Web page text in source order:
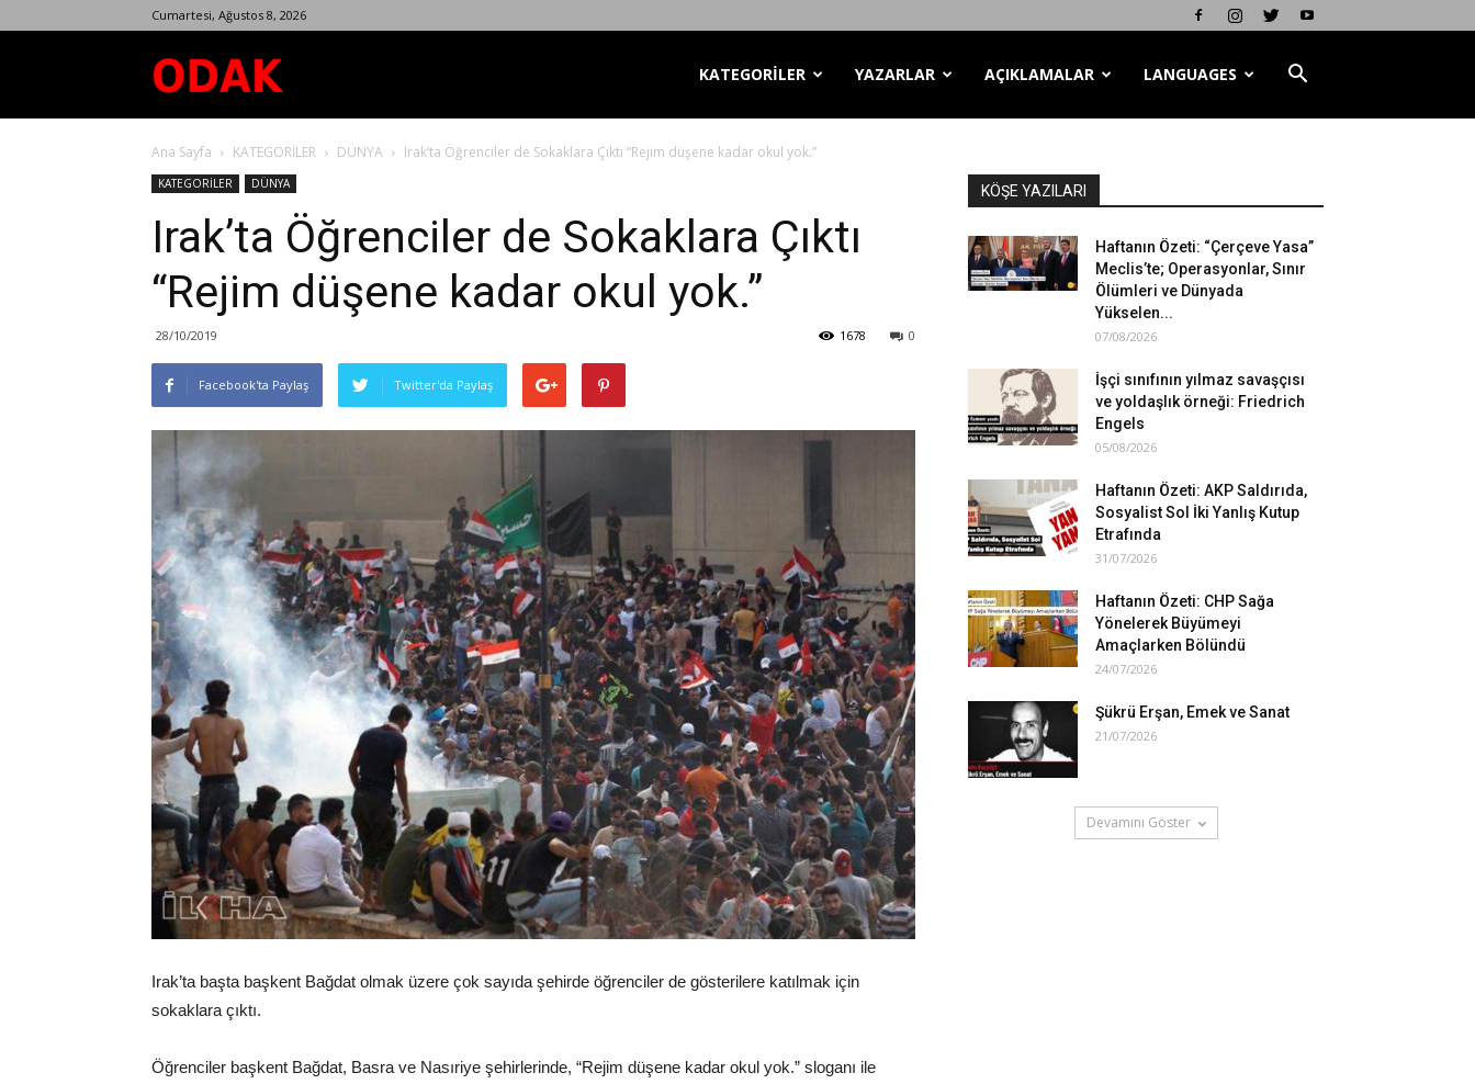
Cumartesi, Ağustos 8, 2026
Dergisi
KATEGORİLER YAZARLAR AÇIKLAMALAR LANGUAGES
Ana Sayfa KATEGORİLER DÜNYA Irak’ta Öğrenciler de Sokaklara Çıktı “Rejim düşene kadar okul yok.”
KATEGORİLER DÜNYA
Irak’ta Öğrenciler de Sokaklara Çıktı
“Rejim düşene kadar okul yok.”
28/10/2019 0
1678
Facebook'ta Paylaş Twitter'da Paylaş
Irak’ta başta başkent Bağdat olmak üzere çok sayıda şehirde öğrenciler de gösterilere katılmak için
sokaklara çıktı.
Öğrenciler başkent Bağdat, Basra ve Nasıriye şehirlerinde, “Rejim düşene kadar okul yok.” sloganı ile
KÖŞE YAZILARI
Haftanın Özeti: “Çerçeve Yasa”
Meclis’te; Operasyonlar, Sınır
Ölümleri ve Dünyada
Yükselen...
07/08/2026
İşçi sınıfının yılmaz savaşçısı
ve yoldaşlık örneği: Friedrich
Engels
05/08/2026
Haftanın Özeti: AKP Saldırıda,
Sosyalist Sol İki Yanlış Kutup
Etrafında
31/07/2026
Haftanın Özeti: CHP Sağa
Yönelerek Büyümeyi
Amaçlarken Bölündü
24/07/2026
Şükrü Erşan, Emek ve Sanat
21/07/2026
Devamını Göster